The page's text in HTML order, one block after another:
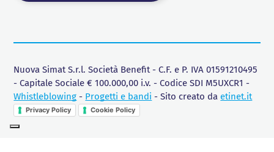
Nuova Simat S.r.l. Società Benefit - C.F. e P. IVA 01591210495
- Capitale Sociale € 100.000,00 i.v. - Codice SDI M5UXCR1 -
Whistleblowing - Progetti e bandi - Sito creato da etinet.it
Privacy Policy Cookie Policy